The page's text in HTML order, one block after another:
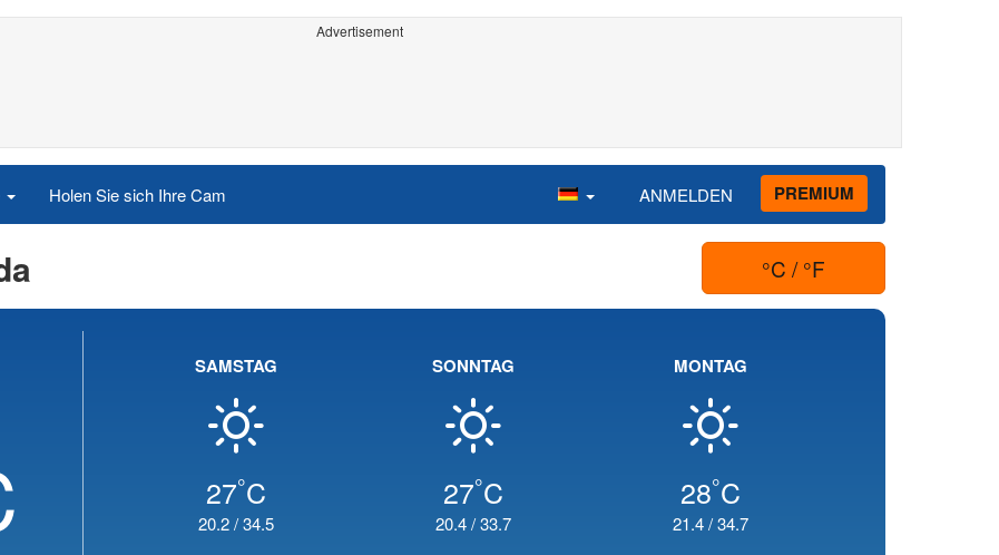
Advertisement
Holen Sie sich Ihre Cam ANMELDEN PREMIUM
°C / °F
SAMSTAG
27°C
20.2/34.5
SONNTAG
27°C
20.4/33.7
MONTAG
28°C
21.4/34.7